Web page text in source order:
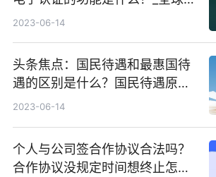
注
2023-06-14
头条焦点：国民待遇和最惠国待
遇的区别是什么？国民待遇原则
内容是什么？
2023-06-14
个人与公司签合作协议合法吗？
合作协议没规定时间想终止怎么